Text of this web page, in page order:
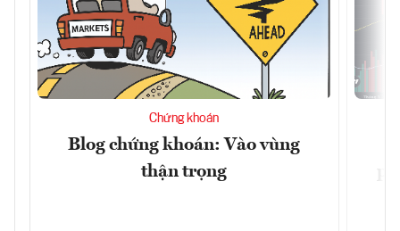
Chứng khoán
Blog chứng khoán: Vào vùng
thận trọng